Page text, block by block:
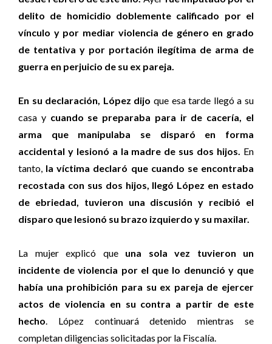
delito de homicidio doblemente calificado por el
vínculo y por mediar violencia de género en grado
de tentativa y por portación ilegítima de arma de
guerra en perjuicio de su ex pareja.
En su declaración, López dijo que esa tarde llegó a su
casa ycuando se preparaba para ir de cacería, el
arma que manipulaba se disparó en forma
accidental y lesionó a la madre de sus dos hijos. En
tanto, la víctima declaró que cuando se encontraba
recostada con sus dos hijos, llegó López en estado
de ebriedad, tuvieron una discusión y recibió el
disparo que lesionó su brazo izquierdo y su maxilar.
La mujer explicó que una sola vez tuvieron un
incidente de violencia por el que lo denunció y que
había una prohibición para su ex pareja de ejercer
actos de violencia en su contra a partir de este
hecho. López continuará detenido mientras se
completan diligencias solicitadas por la Fiscalía.